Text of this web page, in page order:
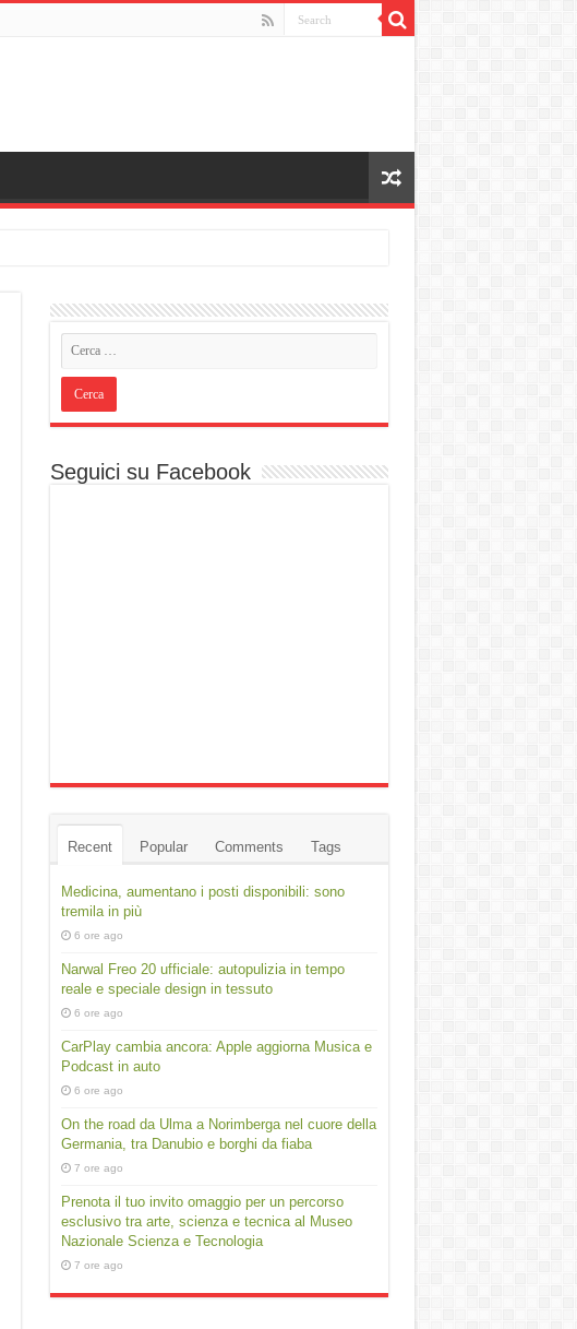
Seguici su Facebook
Recent Popular Comments Tags
Medicina, aumentano i posti disponibili: sono
tremila in più
6 ore ago
Narwal Freo 20 ufficiale: autopulizia in tempo
reale e speciale design in tessuto
6 ore ago
CarPlay cambia ancora: Apple aggiorna Musica e
Podcast in auto
6 ore ago
On the road da Ulma a Norimberga nel cuore della
Germania, tra Danubio e borghi da fiaba
7 ore ago
Prenota il tuo invito omaggio per un percorso
esclusivo tra arte, scienza e tecnica al Museo
Nazionale Scienza e Tecnologia
7 ore ago